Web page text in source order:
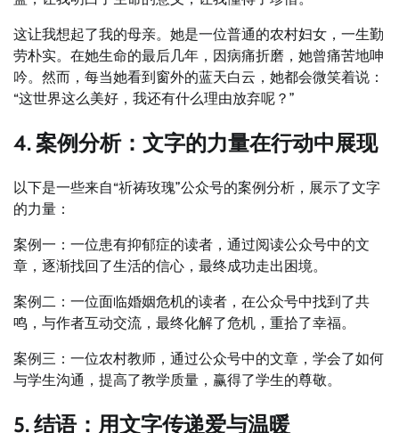
这让我想起了我的母亲。她是一位普通的农村妇女，一生勤
劳朴实。在她生命的最后几年，因病痛折磨，她曾痛苦地呻
吟。然而，每当她看到窗外的蓝天白云，她都会微笑着说：
“这世界这么美好，我还有什么理由放弃呢？”
4. 案例分析：文字的力量在行动中展现
以下是一些来自“祈祷玫瑰”公众号的案例分析，展示了文字
的力量：
案例一：一位患有抑郁症的读者，通过阅读公众号中的文
章，逐渐找回了生活的信心，最终成功走出困境。
案例二：一位面临婚姻危机的读者，在公众号中找到了共
鸣，与作者互动交流，最终化解了危机，重拾了幸福。
案例三：一位农村教师，通过公众号中的文章，学会了如何
与学生沟通，提高了教学质量，赢得了学生的尊敬。
5. 结语：用文字传递爱与温暖